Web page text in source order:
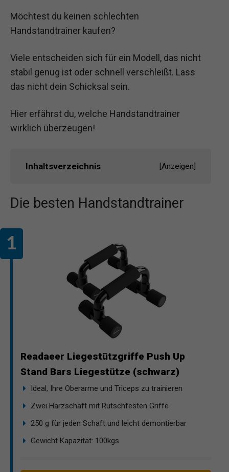
Möchtest du keinen schlechten
Handstandtrainer kaufen?
Viele entscheiden sich für ein Modell, das nicht
stabil genug ist oder schnell verschleißt. Lass
das nicht dein Schicksal sein.
Hier erfährst du, welche Handstandtrainer
wirklich überzeugen!
Inhaltsverzeichnis [Anzeigen]
Die besten Handstandtrainer
Readaeer Liegestützgriffe Push Up
Stand Bars Liegestütze (schwarz)
Ideal, Ihre Oberarme und Triceps zu trainieren
Zwei Harzschaft mit Rutschfesten Griffe
250 g für jeden Schaft und leicht demontierbar
Gewicht Kapazität: 100kgs